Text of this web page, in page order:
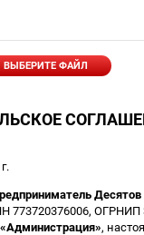
ВЫБЕРИТЕ ФАЙЛ
773720376006, ОГРНИП
«Администрация»,